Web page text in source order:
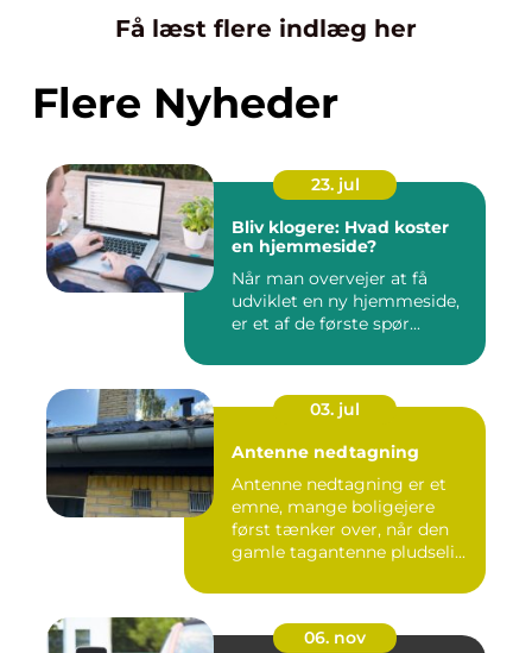
Få læst flere indlæg her
Flere Nyheder
23. jul
Bliv klogere: Hvad koster
en hjemmeside?
Når man overvejer at få
udviklet en ny hjemmeside,
er et af de første spør...
03. jul
Antenne nedtagning
Antenne nedtagning er et
emne, mange boligejere
først tænker over, når den
gamle tagantenne pludseli...
06. nov